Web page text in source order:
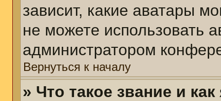
зависит, какие аватары
не можете использовать
администратором
Вернуться к началу
» Что такое звание и